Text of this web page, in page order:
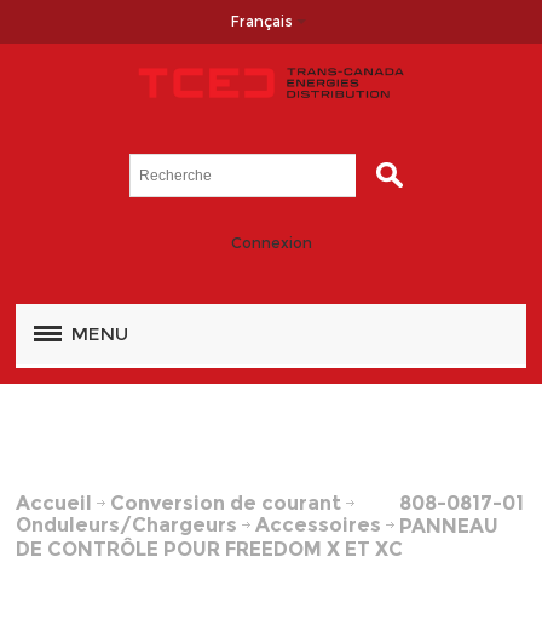
Français
Connexion
MENU
Accueil
Conversion de courant
Onduleurs/Chargeurs
Accessoires
808-0817-01
PANNEAU
DE CONTRÔLE POUR FREEDOM X ET XC